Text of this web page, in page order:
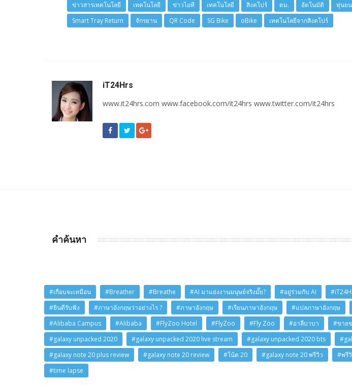
ข่าวสารเทคโนโลยี เทคโนโลยี ข่าวไอที เทคโนโลยี สิงคโปร์ ตม. อัตโนมัติ
หุ่นย
Smart Tray Return
จักรยาน QR Code SG Bike oBike เทคโนโลยีจากสิงคโปร์
iT24Hrs
www.it24hrs.com www.facebook.com/it24hrs www.twitter.com/it24hrs
คำค้นหา
#เกือบจะเหมือน #Breather #Breathe #AI มาแย่งงานมนุษย์จริงมั๊ย? #อยู่ร่วมกับ AI
#ยินดีรับฟัง
#ภาษาอังกฤษว่าอย่างไร ? #ภาษาอังกฤษ #เรียนภาษาอังกฤษ #แปลภาษาอังกฤษ
#Alibaba Campus
#Alibaba #FlyZoo Hotel #FlyZoo #Fly Zoo #อาลีบาบา #ขาย
#galaxy unpacked 2020
#galaxy unpacked 2020 live stream #galaxy unpacked 2020 bts
#galaxy note 20 plus review
#galaxy note 20 review #โน้ต 20 #galaxy note 20 พรีวิว #พรี
#time lapse